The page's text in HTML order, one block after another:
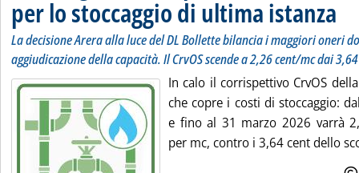
per lo stoccaggio di ultima istanza
La decisione Arera alla luce del DL Bollette bilancia i maggiori oneri
aggiudicazione della capacità. Il CrvOS scende a 2,26 cent/mc dai
In calo il corrispettivo CrvOS
che copre i costi di stoccaggio:
e fino al 31 marzo 2026 varrà
per mc, contro i 3,64 cent dello